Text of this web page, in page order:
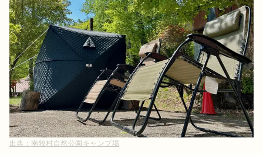
出典： 南牧村自然公園キャンプ場